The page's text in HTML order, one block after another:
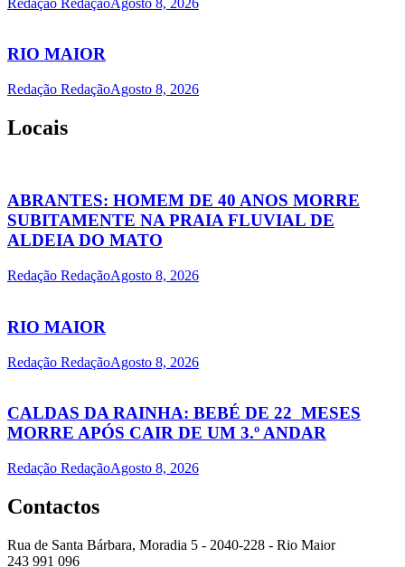
RIO MAIOR
Redação RedaçãoAgosto 8, 2026
Locais
ABRANTES: HOMEM DE 40 ANOS MORRE
SUBITAMENTE NA PRAIA FLUVIAL DE
ALDEIA DO MATO
Redação RedaçãoAgosto 8, 2026
RIO MAIOR
Redação RedaçãoAgosto 8, 2026
CALDAS DA RAINHA: BEBÉ DE 22 MESES
MORRE APÓS CAIR DE UM 3.º ANDAR
Redação RedaçãoAgosto 8, 2026
Contactos
Rua de Santa Bárbara, Moradia 5 - 2040-228 - Rio Maior
243 991 096